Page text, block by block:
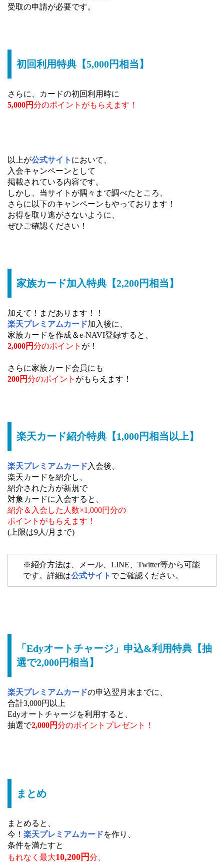
受取の申請が必要です。
初回利用特典【5,000円相当】
さらに、カードの初回利用時に
5,000円分のポイントがもらえます！
以上が公式サイト において、
入会キャンペーンとして
掲載されている内容です。
しかし、当サイトが隅々まで調べたところ、
さらに以下のキャンペーンもやっております！
お得を取り逃がさないように、
ぜひご確認ください！
家族カード加入特典【2,200円相当】
加えて！まだあります！！
楽天プレミアムカード加入後に、
家族カードを作成＆e-NAVI登録すると、
2,000円分のポイント が！
さらに家族カード会員にも
200円分のポイント がもらえます！
楽天カード紹介特典【1,000円相当以上】
楽天プレミアムカード 入会後、
楽天カードを紹介し、
紹介された方が新規で
対象カードに入会すると、
紹介＆入会した人数×1,000円分の
ポイントがもらえます！
(上限は9人/月まで)
※紹介方法は、メール、LINE、Twitter等から可能
です。詳細は公式サイト でご確認ください。
「Edyオートチャージ」申込&利用特典【抽
選で2,000円相当】
楽天プレミアムカードの申込翌月末までに、
合計3,000円以上
Edyオートチャージを利用すると、
抽選で2,000円分のポイントプレゼント！
まとめ
まとめると、
今！ 楽天プレミアムカードを作り、
条件を満たすと
もれなく最大10,200円分、